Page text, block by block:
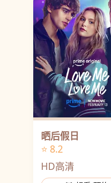
晒后假日
⭐ 8.2
HD高清